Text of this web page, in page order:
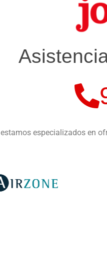
estamos especializados en